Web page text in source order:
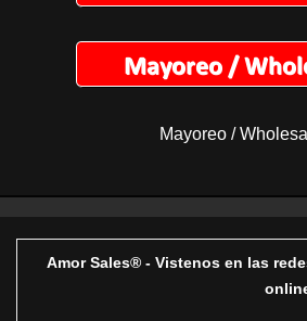
Mayoreo /
Amor Sales® - Vistenos en las